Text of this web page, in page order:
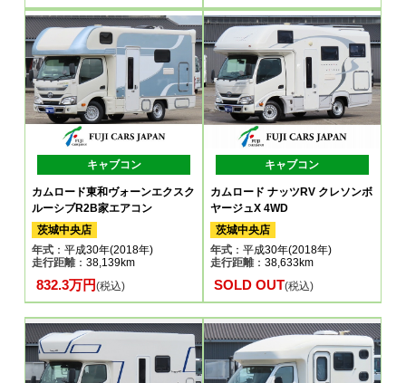
キャブコン
カムロード東和ヴォーンエクスク
ルーシブR2B家エアコン
茨城中央店
年式 ：平成30年(2018年)
走行距離：38,139km
832.3万円(税込)
キャブコン
カムロード ナッツRV クレソンボ
ヤージュX 4WD
茨城中央店
年式：平成30年(2018年)
走行距離：38,633km
SOLD OUT(税込)